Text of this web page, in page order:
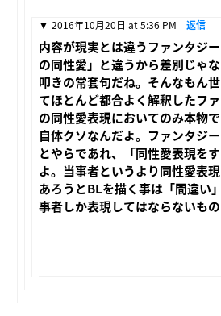
2016年10月20日 at 5:36 PM 返信
内容が現実とは違うファンタジ
の同性愛」と違うから差別じゃ
叩きの常套句だね。そんなもん
てほとんど都合よく解釈したフ
の同性愛表現においてのみ本物
自体クソなんだよ。ファンタジ
とやらであれ、「同性愛表現を
よ。当事者というより同性愛表
あろうとBLを描く事は「間違い
事者しか表現してはならないもの